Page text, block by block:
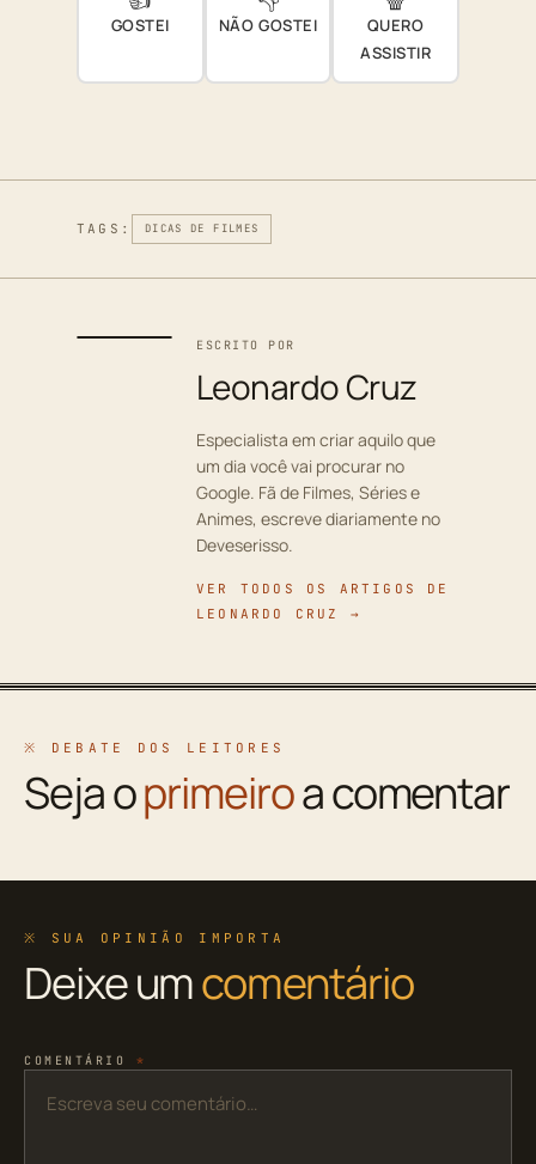
GOSTEI NÃO GOSTEI
QUERO
ASSISTIR
TAGS: DICAS DE FILMES
ESCRITO POR
Leonardo Cruz
Especialista em criar aquilo que
um dia você vai procurar no
Google. Fã de Filmes, Séries e
Animes, escreve diariamente no
Deveserisso.
VER TODOS OS ARTIGOS DE
LEONARDO CRUZ →
※ DEBATE DOS LEITORES
Seja oprimeiroa comentar
※ SUA OPINIÃO IMPORTA
Deixe umcomentário
COMENTÁRIO *